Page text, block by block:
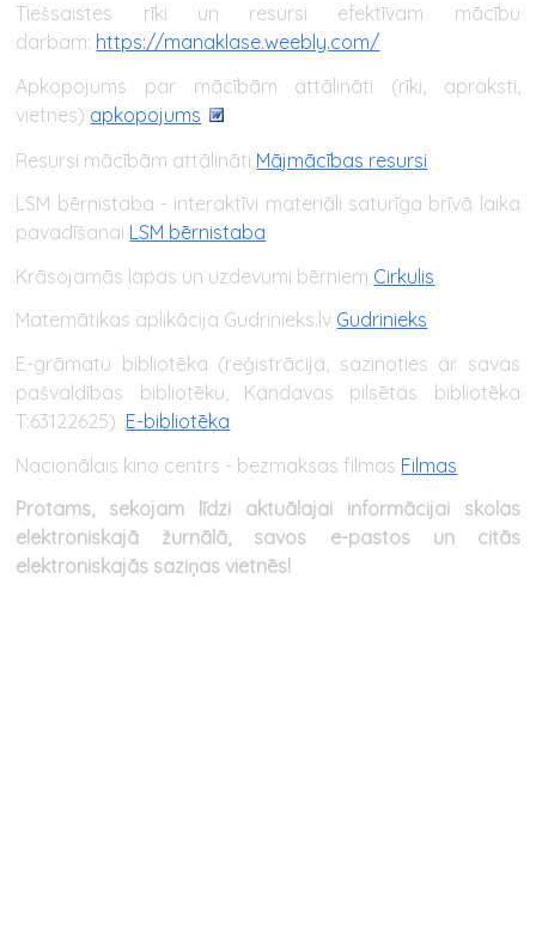
Tiešsaistes rīki un resursi efektīvam mācību
darbam: https://manaklase.weebly.com/
Apkopojums par mācībām attālināti (rīki, apraksti,
vietnes) apkopojums
Resursi mācībām attālināti Mājmācības resursi
LSM bērnistaba - interaktīvi materiāli saturīga brīvā laika
pavadīšanai LSM bērnistaba
Krāsojamās lapas un uzdevumi bērniem Cirkulis
Matemātikas aplikācija Gudrinieks.lv Gudrinieks
E-grāmatu bibliotēka (reģistrācija, sazinoties ar savas
pašvaldības bibliotēku, Kandavas pilsētas bibliotēka
T:63122625) E-bibliotēka
Nacionālais kino centrs - bezmaksas filmas Filmas
Protams, sekojam līdzi aktuālajai informācijai skolas
elektroniskajā žurnālā, savos e-pastos un citās
elektroniskajās saziņas vietnēs!